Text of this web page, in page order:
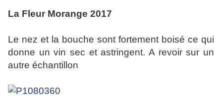
La Fleur Morange 2017
Le nez et la bouche sont fortement boisé ce qui
donne un vin sec et astringent. A revoir sur un
autre échantillon